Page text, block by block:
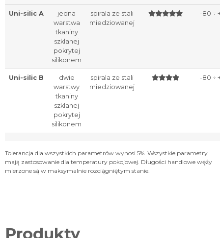
Uni-silic A
jedna
warstwa
tkaniny
szklanej
pokrytej
silikonem
spirala ze stali
miedziowanej
-80 ÷
Uni-silic B
dwie
warstwy
tkaniny
szklanej
pokrytej
silikonem
spirala ze stali
miedziowanej
-80 ÷
Tolerancja dla wszystkich parametrów wynosi 5%. Wszystkie parametry
mają zastosowanie dla temperatury pokojowej. Długości handlowe węży
mierzone są w maksymalnie rozciągniętym stanie.
Produkty